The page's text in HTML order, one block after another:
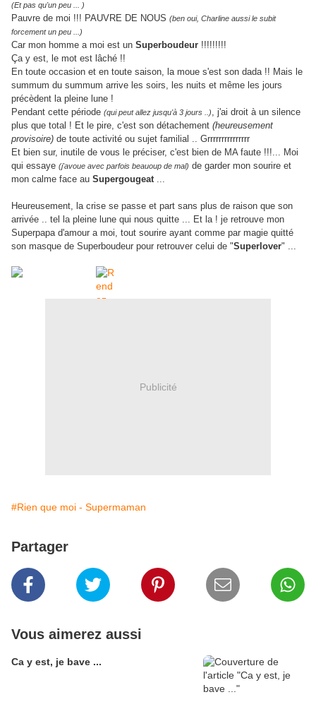
(Et pas qu'un peu ... )
Pauvre de moi !!! PAUVRE DE NOUS (ben oui, Charline aussi le subit
forcement un peu ...)
Car mon homme a moi est un Superboudeur !!!!!!!!!
Ça y est, le mot est lâché !!
En toute occasion et en toute saison, la moue s'est son dada !! Mais le
summum du summum arrive les soirs, les nuits et même les jours
précèdent la pleine lune !
Pendant cette période (qui peut allez jusqu'à 3 jours ..), j'ai droit à un silence
plus que total ! Et le pire, c'est son détachement (heureusement
provisoire) de toute activité ou sujet familial .. Grrrrrrrrrrrrrrr
Et bien sur, inutile de vous le préciser, c'est bien de MA faute !!!... Moi
qui essaye (j'avoue avec parfois beauoup de mal) de garder mon sourire et
mon calme face au Supergougeat...
Heureusement, la crise se passe et part sans plus de raison que son
arrivée .. tel la pleine lune qui nous quitte ... Et la ! je retrouve mon
Superpapa d'amour a moi, tout sourire ayant comme par magie quitté
son masque de Superboudeur pour retrouver celui de "Superlover" ...
Publicité
#Rien que moi - Supermaman
Partager
Vous aimerez aussi
Ca y est, je bave ...